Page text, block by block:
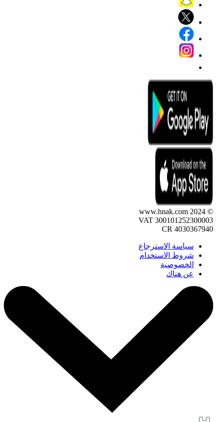
© 2024 www.hnak.com
VAT 300101252300003
CR 4030367940
سياسة الاسترجاع
شروط الاستخدام
الخصوصية
عن هناك